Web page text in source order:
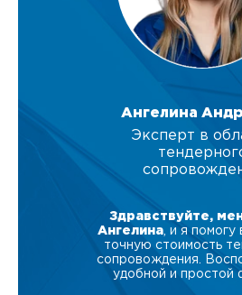
Ангелина
Эксперт в
Здравствуйте,
Ангелина , и я помогу
точную стоимость
сопровождения.
удобной и простой